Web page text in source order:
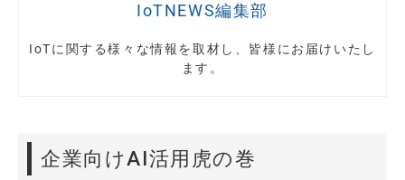
IoTNEWS編集部
IoTに関する様々な情報を取材し、皆様にお届けいたし
ます。
企業向けAI活用虎の巻